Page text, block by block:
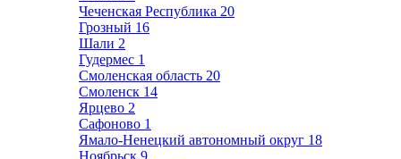
Чеченская Республика 20
Грозный 16
Шали 2
Гудермес 1
Смоленская область 20
Смоленск 14
Ярцево 2
Сафоново 1
Ямало-Ненецкий автономный округ 18
Ноябрьск 9